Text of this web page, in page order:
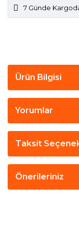
7 Günde
Ürün Bilgisi
Yorumlar
Taksit
Önerileriniz